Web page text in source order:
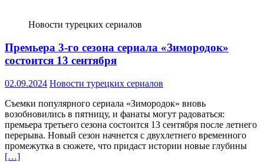
Новости турецких сериалов
Премьера 3-го сезона сериала «Зимородок»
состоится 13 сентября
02.09.2024 Новости турецких сериалов
Съемки популярного сериала «Зимородок» вновь
возобновились в пятницу, и фанаты могут радоваться:
премьера третьего сезона состоится 13 сентября после летнего
перерыва. Новый сезон начнется с двухлетнего временного
промежутка в сюжете, что придаст истории новые глубины
[…]